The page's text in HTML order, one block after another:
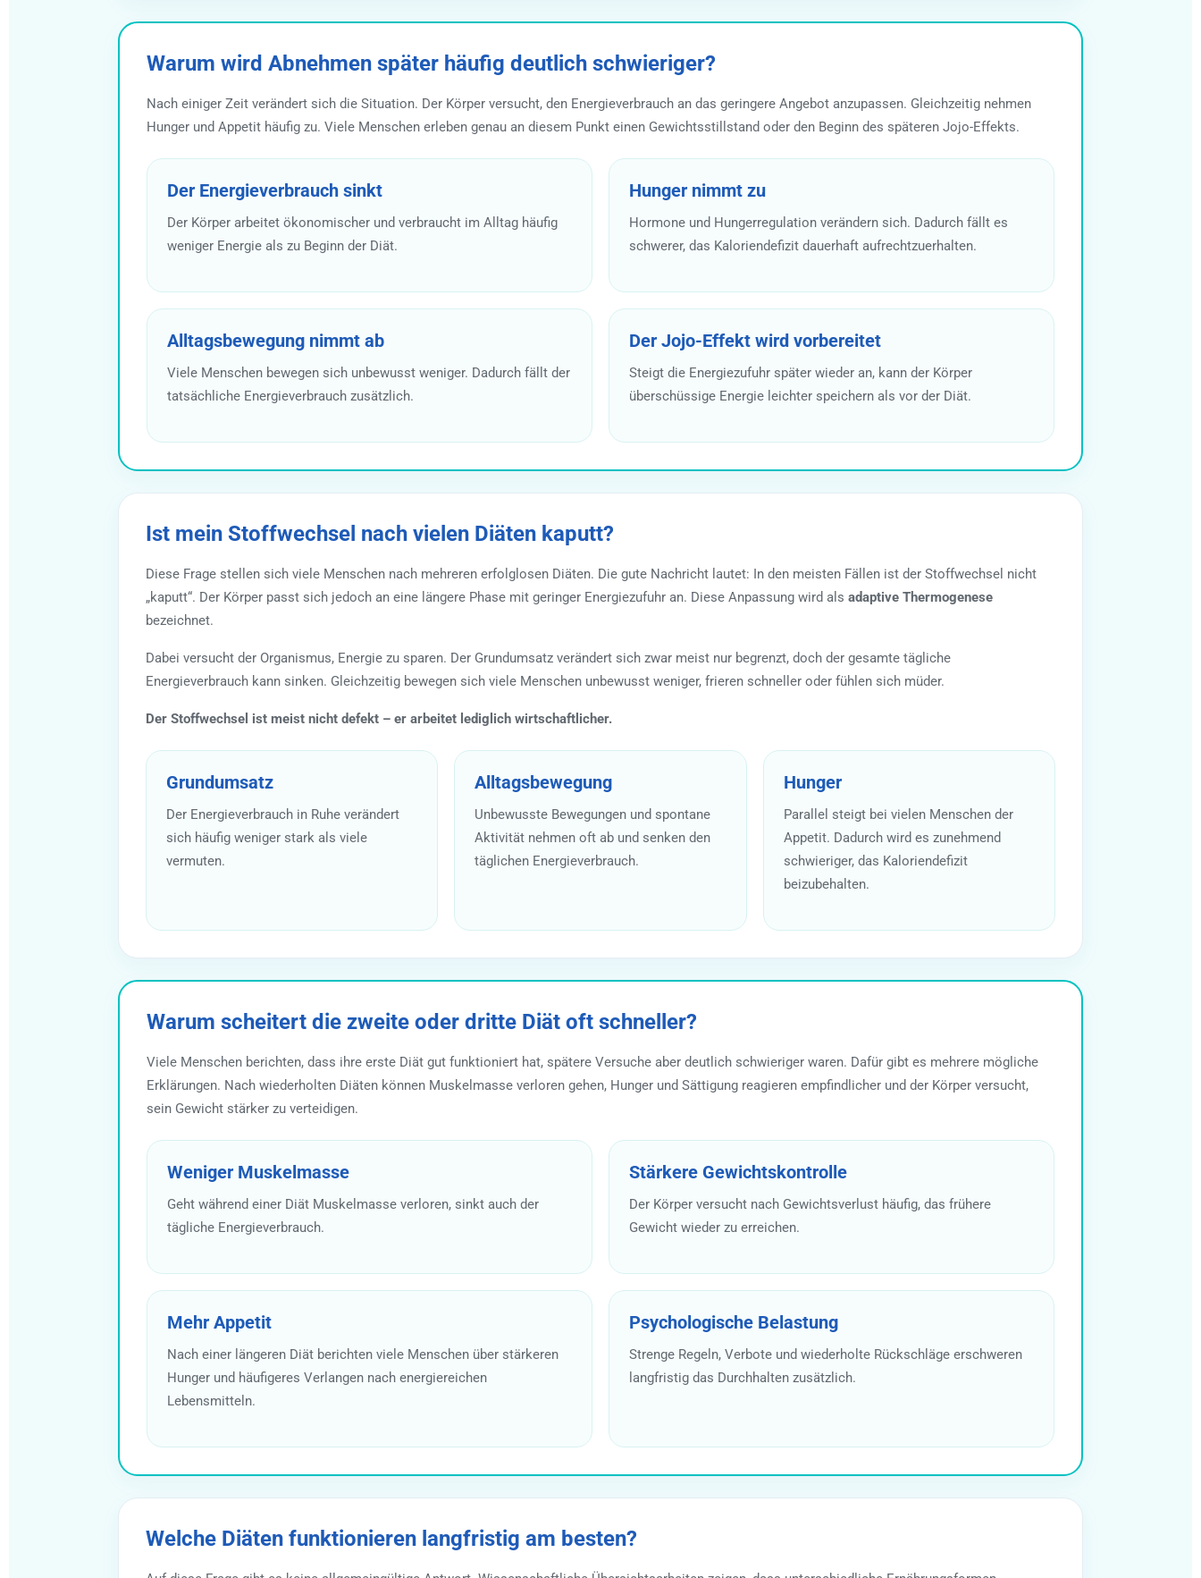
Warum wird Abnehmen später häufig deutlich schwieriger?
Nach einiger Zeit verändert sich die Situation. Der Körper versucht, den Energieverbrauch an das geringere Angebot anzupassen. Gleichzeitig nehmen
Hunger und Appetit häufig zu. Viele Menschen erleben genau an diesem Punkt einen Gewichtsstillstand oder den Beginn des späteren Jojo-Effekts.
Der Energieverbrauch sinkt
Der Körper arbeitet ökonomischer und verbraucht im Alltag häufig
weniger Energie als zu Beginn der Diät.
Hunger nimmt zu
Hormone und Hungerregulation verändern sich. Dadurch fällt es
schwerer, das Kaloriendefizit dauerhaft aufrechtzuerhalten.
Alltagsbewegung nimmt ab
Viele Menschen bewegen sich unbewusst weniger. Dadurch fällt der
tatsächliche Energieverbrauch zusätzlich.
Der Jojo-Effekt wird vorbereitet
Steigt die Energiezufuhr später wieder an, kann der Körper
überschüssige Energie leichter speichern als vor der Diät.
Ist mein Stoffwechsel nach vielen Diäten kaputt?
Diese Frage stellen sich viele Menschen nach mehreren erfolglosen Diäten. Die gute Nachricht lautet: In den meisten Fällen ist der Stoffwechsel nicht
„kaputt“. Der Körper passt sich jedoch an eine längere Phase mit geringer Energiezufuhr an. Diese Anpassung wird als adaptive Thermogenese
bezeichnet.
Dabei versucht der Organismus, Energie zu sparen. Der Grundumsatz verändert sich zwar meist nur begrenzt, doch der gesamte tägliche
Energieverbrauch kann sinken. Gleichzeitig bewegen sich viele Menschen unbewusst weniger, frieren schneller oder fühlen sich müder.
Der Stoffwechsel ist meist nicht defekt – er arbeitet lediglich wirtschaftlicher.
Grundumsatz
Der Energieverbrauch in Ruhe verändert
sich häufig weniger stark als viele
vermuten.
Alltagsbewegung
Unbewusste Bewegungen und spontane
Aktivität nehmen oft ab und senken den
täglichen Energieverbrauch.
Hunger
Parallel steigt bei vielen Menschen der
Appetit. Dadurch wird es zunehmend
schwieriger, das Kaloriendefizit
beizubehalten.
Warum scheitert die zweite oder dritte Diät oft schneller?
Viele Menschen berichten, dass ihre erste Diät gut funktioniert hat, spätere Versuche aber deutlich schwieriger waren. Dafür gibt es mehrere mögliche
Erklärungen. Nach wiederholten Diäten können Muskelmasse verloren gehen, Hunger und Sättigung reagieren empfindlicher und der Körper versucht,
sein Gewicht stärker zu verteidigen.
Weniger Muskelmasse
Geht während einer Diät Muskelmasse verloren, sinkt auch der
tägliche Energieverbrauch.
Stärkere Gewichtskontrolle
Der Körper versucht nach Gewichtsverlust häufig, das frühere
Gewicht wieder zu erreichen.
Mehr Appetit
Nach einer längeren Diät berichten viele Menschen über stärkeren
Hunger und häufigeres Verlangen nach energiereichen
Lebensmitteln.
Psychologische Belastung
Strenge Regeln, Verbote und wiederholte Rückschläge erschweren
langfristig das Durchhalten zusätzlich.
Welche Diäten funktionieren langfristig am besten?